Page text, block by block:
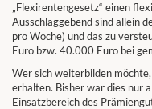
„Flexirentengesetz“ einen
Ausschlaggebend sind allein
pro Woche) und das zu
Euro bzw. 40.000 Euro bei
Wer sich weiterbilden
erhalten. Bisher war dies nur
Einsatzbereich des